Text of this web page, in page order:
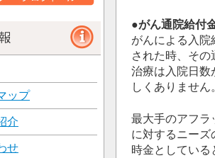
●がん通院給付
がんによる入院
された時、そ
治療は入院日数
しくありません
最大手のアフラ
に対するニーズ
時金としている
ップ
介
せ